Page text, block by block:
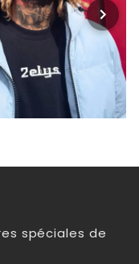
spéciales de